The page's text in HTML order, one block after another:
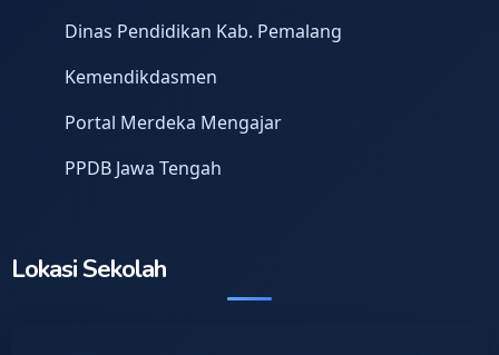
Dinas Pendidikan Kab. Pemalang
Kemendikdasmen
Portal Merdeka Mengajar
PPDB Jawa Tengah
Lokasi Sekolah